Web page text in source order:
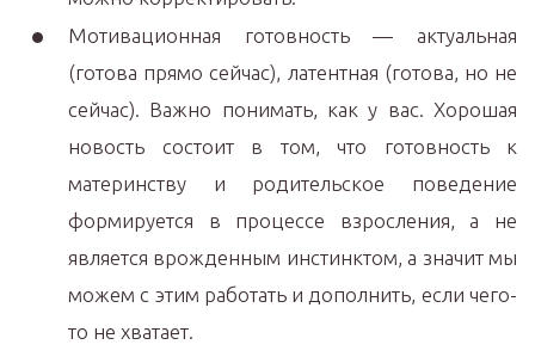
Мотивационная готовность — актуальная
(готова прямо сейчас), латентная (готова, но не
сейчас). Важно понимать, как у вас. Хорошая
новость состоит в том, что готовность к
материнству и родительское поведение
формируется в процессе взросления, а не
является врожденным инстинктом, а значит мы
можем с этим работать и дополнить, если чего-
то не хватает.